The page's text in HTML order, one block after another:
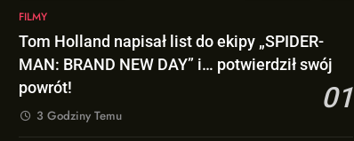
FILMY
Tom Holland napisał list do ekipy „SPIDER-
MAN: BRAND NEW DAY” i… potwierdził swój
powrót!
01
3 Godziny Temu